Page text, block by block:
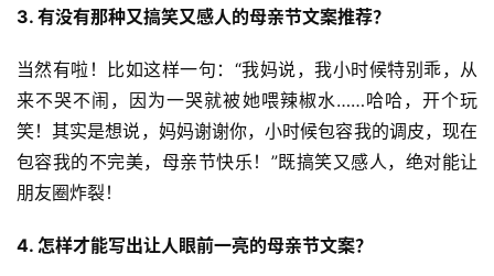
3. 有没有那种又搞笑又感人的母亲节文案推荐？
当然有啦！比如这样一句：“我妈说，我小时候特别乖，从
来不哭不闹，因为一哭就被她喂辣椒水……哈哈，开个玩
笑！其实是想说，妈妈谢谢你，小时候包容我的调皮，现在
包容我的不完美，母亲节快乐！”既搞笑又感人，绝对能让
朋友圈炸裂！
4. 怎样才能写出让人眼前一亮的母亲节文案？